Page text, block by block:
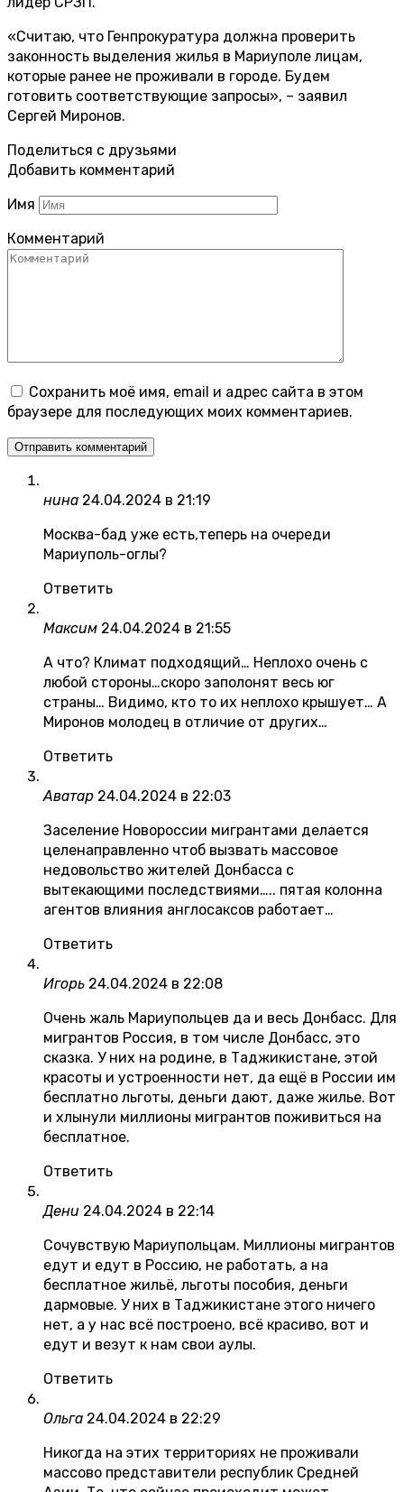
«Считаю, что Генпрокуратура должна проверить
законность выделения жилья в Мариуполе лицам,
которые ранее не проживали в городе. Будем
готовить соответствующие запросы», – заявил
Сергей Миронов.
Поделиться с друзьями
Добавить комментарий
Имя
Комментарий
Сохранить моё имя, email и адрес сайта в этом
браузере для последующих моих комментариев.
нина 24.04.2024 в 21:19
Москва-бад уже есть,теперь на очереди
Мариуполь-оглы?
Ответить
Максим 24.04.2024 в 21:55
А что? Климат подходящий… Неплохо очень с
любой стороны…скоро заполонят весь юг
страны… Видимо, кто то их неплохо крышует… А
Миронов молодец в отличие от других…
Ответить
Аватар 24.04.2024 в 22:03
Заселение Новороссии мигрантами делается
целенаправленно чтоб вызвать массовое
недовольство жителей Донбасса с
вытекающими последствиями….. пятая колонна
агентов влияния англосаксов работает…
Ответить
Игорь 24.04.2024 в 22:08
Очень жаль Мариупольцев да и весь Донбасс. Для
мигрантов Россия, в том числе Донбасс, это
сказка. У них на родине, в Таджикистане, этой
красоты и устроенности нет, да ещё в России им
бесплатно льготы, деньги дают, даже жилье. Вот
и хлынули миллионы мигрантов поживиться на
бесплатное.
Ответить
Дени 24.04.2024 в 22:14
Сочувствую Мариупольцам. Миллионы мигрантов
едут и едут в Россию, не работать, а на
бесплатное жильё, льготы пособия, деньги
дармовые. У них в Таджикистане этого ничего
нет, а у нас всё построено, всё красиво, вот и
едут и везут к нам свои аулы.
Ответить
Ольга 24.04.2024 в 22:29
Никогда на этих территориях не проживали
массово представители республик Средней